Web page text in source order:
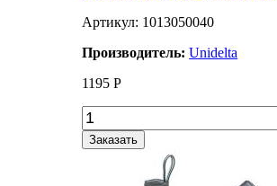
Артикул: 1013050040
Производитель:Unidelta
1195 Р
Заказать